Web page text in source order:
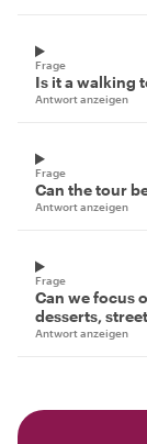
Frage
Is it a walking
Antwort anzeigen
Frage
Can the tour
Antwort anzeigen
Frage
Can we focus
desserts,
Antwort anzeigen